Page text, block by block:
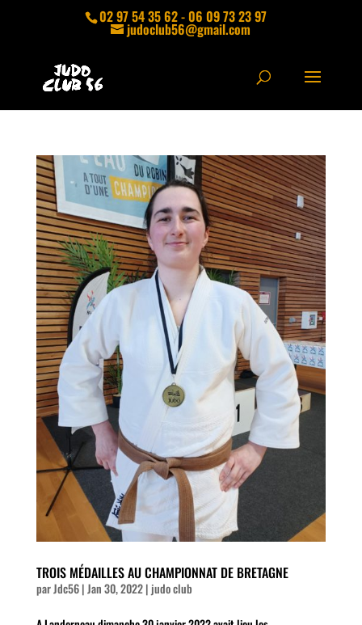
02 97 54 35 62 - 06 09 73 23 97
judoclub56@gmail.com
TROIS MÉDAILLES AU CHAMPIONNAT DE BRETAGNE
parJdc56|Jan 30, 2022| judo club